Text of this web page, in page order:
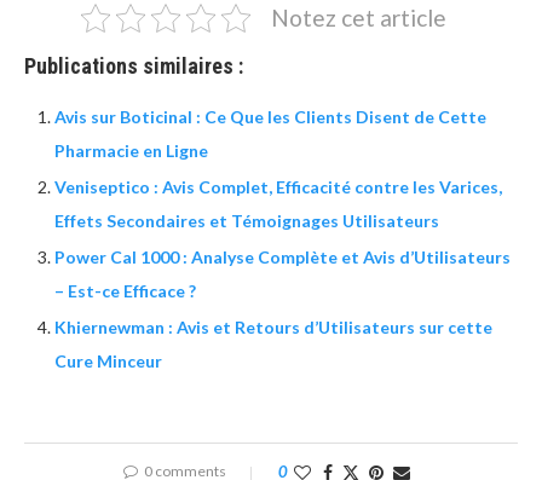
Notez cet article
Publications similaires :
Avis sur Boticinal : Ce Que les Clients Disent de Cette
Pharmacie en Ligne
Veniseptico : Avis Complet, Efficacité contre les Varices,
Effets Secondaires et Témoignages Utilisateurs
Power Cal 1000 : Analyse Complète et Avis d’Utilisateurs
– Est-ce Efficace ?
Khiernewman : Avis et Retours d’Utilisateurs sur cette
Cure Minceur
0 comments 0